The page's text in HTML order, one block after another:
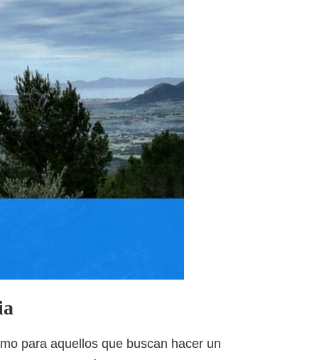
para aquellos que buscan hacer un